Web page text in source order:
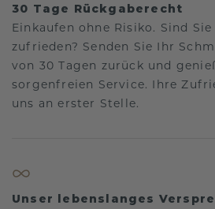
30 Tage Rückgaberecht
Einkaufen ohne Risiko. Sind
zufrieden? Senden Sie Ihr
von 30 Tagen zurück und
sorgenfreien Service. Ihre
uns an erster Stelle.
Unser lebenslanges